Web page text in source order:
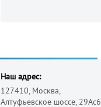
Наш адрес:
127410, Москва,
Алтуфьевское шоссе, 29Ас6